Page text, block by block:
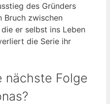
des Gründers
Bruch zwischen
er selbst ins Leben
die Serie ihr
nächste Folge